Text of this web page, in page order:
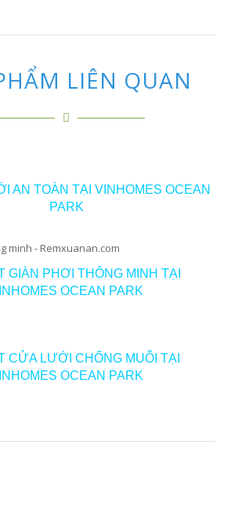
LIÊN QUAN
AN TOÀN TẠI VINHOMES OCEAN
PARK
GIÀN PHƠI THÔNG MINH TẠI
OCEAN PARK
CỬA LƯỚI CHỐNG MUỖI TẠI
OCEAN PARK